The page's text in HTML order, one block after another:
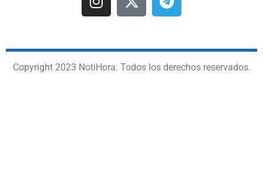
Copyright 2023 NotiHora. Todos los derechos reservados.